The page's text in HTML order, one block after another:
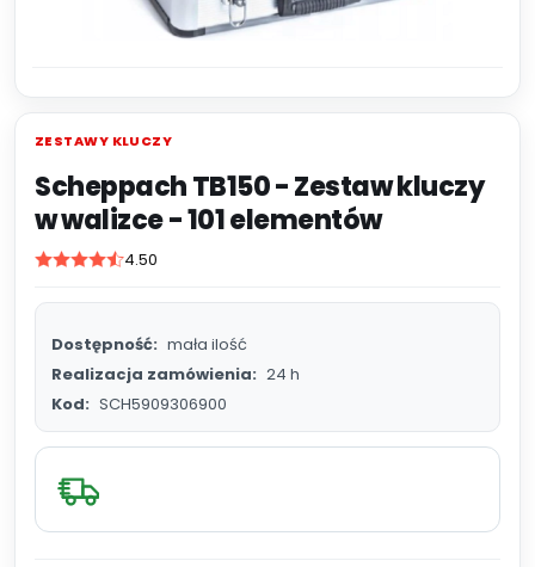
ZESTAWY KLUCZY
Scheppach TB150 - Zestaw kluczy
w walizce - 101 elementów
4.50
Dostępność: mała ilość
Realizacja zamówienia: 24 h
Kod: SCH5909306900